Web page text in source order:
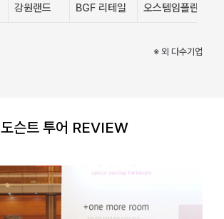
강원랜드 BGF 리테일 오스템임플란트
※ 외 다수기업
도슨트 투어 REVIEW